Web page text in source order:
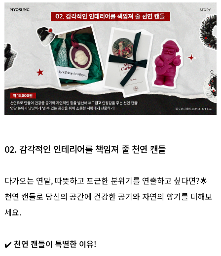
02. 감각적인 인테리어를 책임져 줄 천연 캔들
다가오는 연말, 따뜻하고 포근한 분위기를 연출하고 싶다면?🌟
천연 캔들로 당신의 공간에 건강한 공기와 자연의 향기를 더해보
세요.
✔️ 천연 캔들이 특별한 이유!